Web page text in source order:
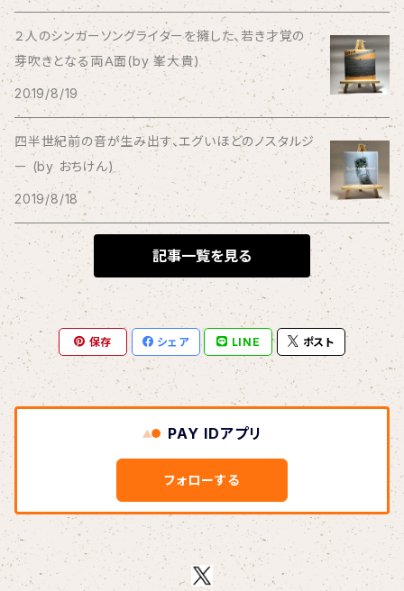
BBBBBBB
The BEG
The Beths
THE BLACK SHANSONS
BLONDnewHALF
Blondy
BOAR HUNTER
bud&harbor
Bulbs Of Passion
B玉
Calme Adiction
２人のシンガーソングライターを擁した、若き才覚の
芽吹きとなる両Ａ面(by 峯大貴)
2019/8/19
四半世紀前の音が生み出す、エグいほどのノスタルジ
ー (by おちけん)
2019/8/18
記事一覧を見る
保存 シェア LINE ポスト
PAY IDアプリ
フォローする